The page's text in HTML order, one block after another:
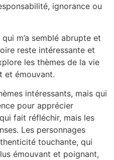
ignorance ou
m’a semblé abrupte et
reste intéressante et
les thèmes de la vie
et émouvant.
intéressants, mais qui
pour apprécier
fait réfléchir, mais les
Les personnages
touchante, qui
émouvant et poignant,